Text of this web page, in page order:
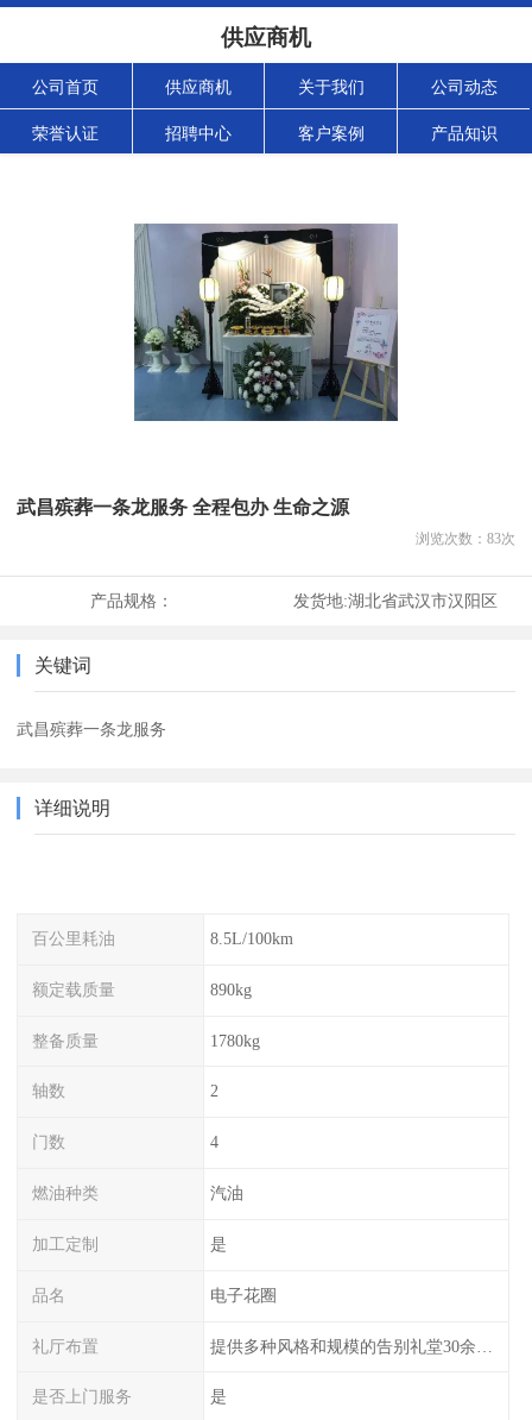
供应商机
公司首页 供应商机 关于我们 公司动态
荣誉认证 招聘中心 客户案例 产品知识
武昌殡葬一条龙服务 全程包办 生命之源
浏览次数： 83次
产品规格： 发货地:湖北省武汉市汉阳区
关键词
武昌殡葬一条龙服务
详细说明
百公里耗油 8.5L/100km
额定载质量 890kg
整备质量 1780kg
轴数 2
门数 4
燃油种类 汽油
加工定制 是
品名 电子花圈
礼厅布置
是否上门服务 是